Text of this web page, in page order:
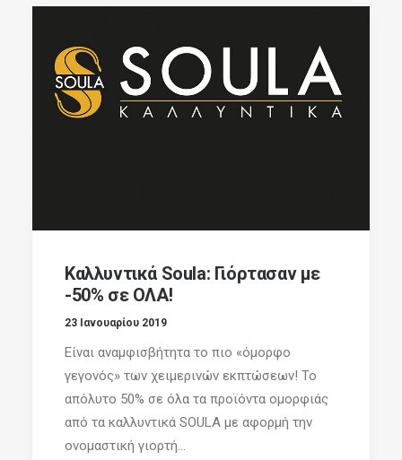
Καλλυντικά Soula: Γιόρτασαν με
-50% σε ΟΛΑ!
23 Ιανουαρίου 2019
Είναι αναμφισβήτητα το πιο «όμορφο
γεγονός» των χειμερινών εκπτώσεων! Το
απόλυτο 50% σε όλα τα προϊόντα ομορφιάς
από τα καλλυντικά SOULA με αφορμή την
ονομαστική γιορτή...